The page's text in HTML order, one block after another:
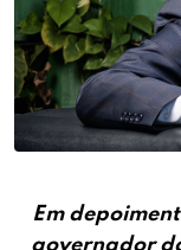
Em
governador